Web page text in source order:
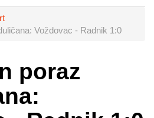
Voždovac - Radnik 1:0
poraz